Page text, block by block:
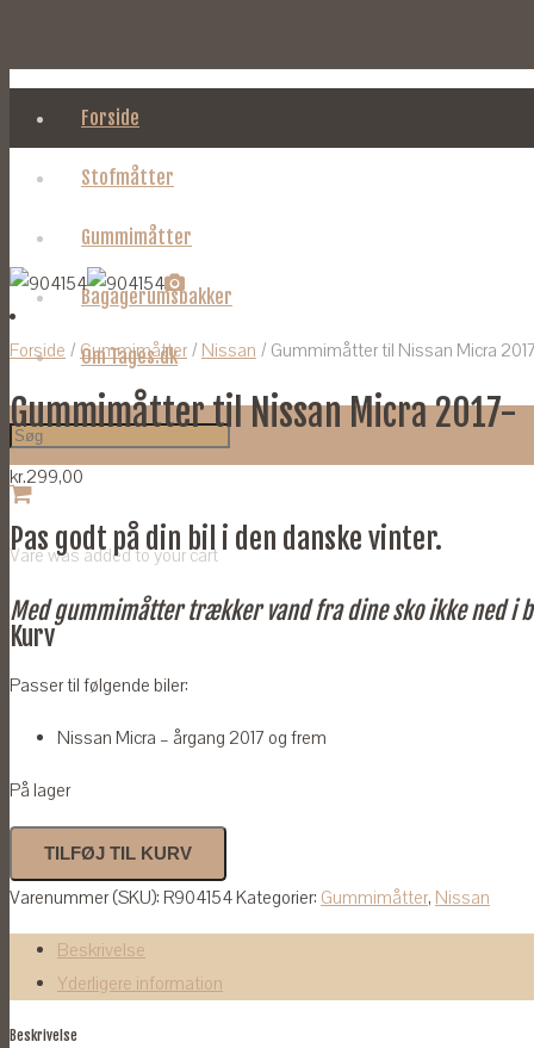
Forside
Stofmåtter
Gummimåtter
Bagagerumsbakker
Om Tages.dk
Varewas added to your cart
Kurv
Forside / Gummimåtter / Nissan / Gummimåtter til Nissan Micra
Gummimåtter til Nissan Micra 2017-
kr.299,00
Pas godt på din bil i den danske vinter.
Med gummimåtter trækker vand fra dine sko ikke ned i
Passer til følgende biler:
Nissan Micra – årgang 2017 og frem
På lager
Gummimåtter
til
Nissan
Micra
2017-
antal
TILFØJ TIL KURV
Varenummer (SKU): R904154Kategorier: Gummimåtter, Nissan
Beskrivelse
Yderligere information
Beskrivelse